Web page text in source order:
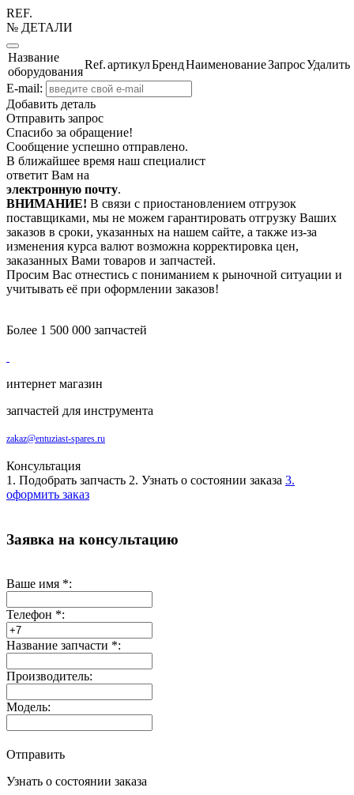
REF.
№ ДЕТАЛИ
Название
оборудования
Ref.артикулБрендНаименованиеЗапросУдалить
E-mail:
Добавить деталь
Отправить запрос
Спасибо за обращение!
Сообщение успешно отправлено.
В ближайшее время наш специалист
ответит Вам на
электронную почту.
ВНИМАНИЕ! В связи с приостановлением отгрузок
поставщиками, мы не можем гарантировать отгрузку Ваших
заказов в сроки, указанных на нашем сайте, а также из-за
изменения курса валют возможна корректировка цен,
заказанных Вами товаров и запчастей.
Просим Вас отнестись с пониманием к рыночной ситуации и
учитывать её при оформлении заказов!
Более 1 500 000 запчастей
интернет магазин
запчастей для инструмента
zakaz@entuziast-spares.ru
Консультация
1. Подобрать запчасть 2. Узнать о состоянии заказа 3.
оформить заказ
Заявка на консультацию
Ваше имя *:
Телефон *:
Название запчасти *:
Производитель:
Модель:
Отправить
Узнать о состоянии заказа